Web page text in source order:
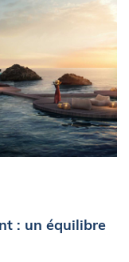
: un équilibre